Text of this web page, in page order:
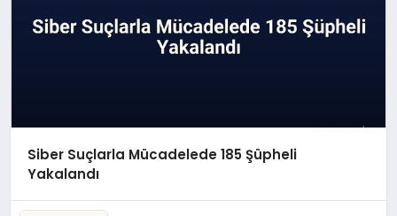
Siber Suçlarla Mücadelede 185 Şüpheli
Yakalandı